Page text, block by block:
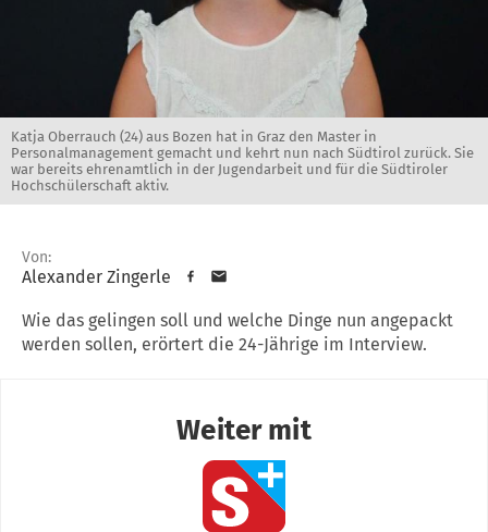
Katja Oberrauch (24) aus Bozen hat in Graz den Master in
Personalmanagement gemacht und kehrt nun nach Südtirol zurück. Sie
war bereits ehrenamtlich in der Jugendarbeit und für die Südtiroler
Hochschülerschaft aktiv.
Von:
Alexander Zingerle
Wie das gelingen soll und welche Dinge nun angepackt
werden sollen, erörtert die 24-Jährige im Interview.